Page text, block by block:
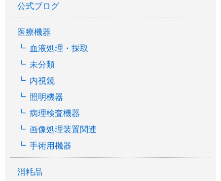
公式ブログ
医療機器
血液処理・採取
未分類
内視鏡
照明機器
病理検査機器
画像処理装置関連
手術用機器
消耗品